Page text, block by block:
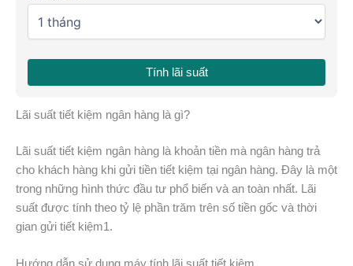
Tính lãi suất
Lãi suất tiết kiệm ngân hàng là gì?
Lãi suất tiết kiệm ngân hàng là khoản tiền mà ngân hàng trả
cho khách hàng khi gửi tiền tiết kiệm tại ngân hàng. Đây là một
trong những hình thức đầu tư phổ biến và an toàn nhất. Lãi
suất được tính theo tỷ lệ phần trăm trên số tiền gốc và thời
gian gửi tiết kiệm1.